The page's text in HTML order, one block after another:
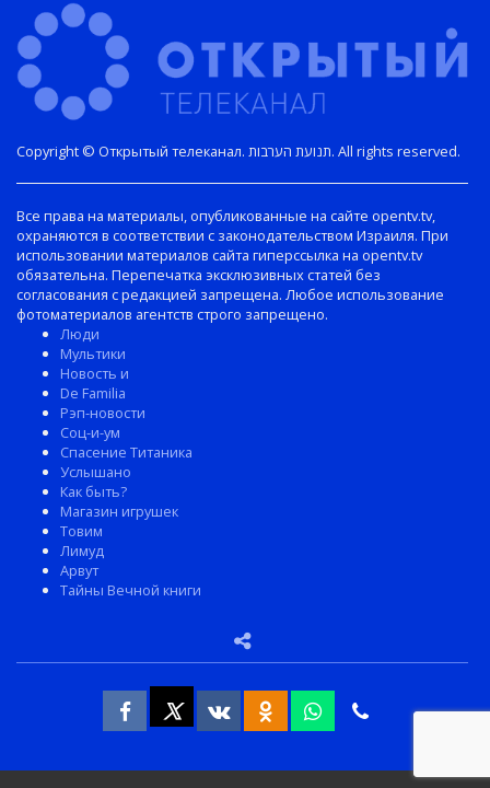
Copyright © Открытый телеканал. תנועת הערבות. All rights reserved.
Все права на материалы, опубликованные на сайте opentv.tv,
охраняются в соответствии с законодательством Израиля. При
использовании материалов сайта гиперссылка на opentv.tv
обязательна. Перепечатка эксклюзивных статей без
согласования с редакцией запрещена. Любое использование
фотоматериалов агентств строго запрещено.
Люди
Мультики
Новость и
De Familia
Рэп-новости
Соц-и-ум
Спасение Титаника
Услышано
Как быть?
Магазин игрушек
Товим
Лимуд
Арвут
Тайны Вечной книги